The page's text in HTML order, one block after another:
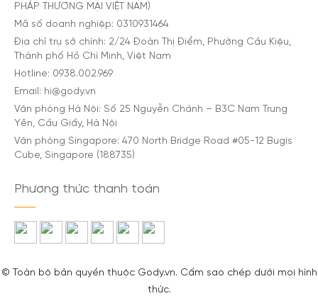
PHÁP THƯƠNG MẠI VIỆT NAM)
Mã số doanh nghiệp: 0310931464
Địa chỉ trụ sở chính: 2/24 Đoàn Thị Điểm, Phường Cầu Kiệu,
Thành phố Hồ Chí Minh, Việt Nam
Hotline: 0938.002.969
Email: hi@gody.vn
Văn phòng Hà Nội: Số 25 Nguyễn Chánh – B3C Nam Trung
Yên, Cầu Giấy, Hà Nội
Văn phòng Singapore: 470 North Bridge Road #05-12 Bugis
Cube, Singapore (188735)
Phương thức thanh toán
© Toàn bộ bản quyền thuộc Gody.vn. Cấm sao chép dưới mọi hình
thức.